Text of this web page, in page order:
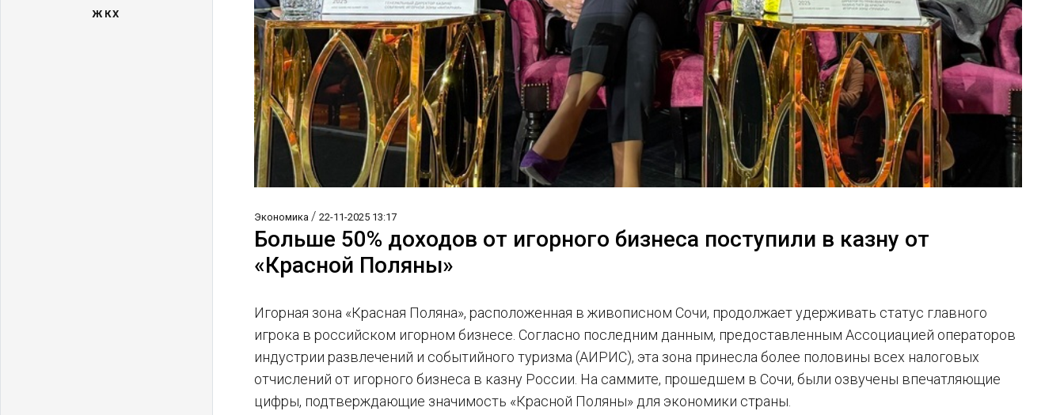
ЖКХ
Экономика /22-11-2025 13:17
Больше 50% доходов от игорного бизнеса поступили в казну от
«Красной Поляны»
Игорная зона «Красная Поляна», расположенная в живописном Сочи, продолжает удерживать статус главного
игрока в российском игорном бизнесе. Согласно последним данным, предоставленным Ассоциацией операторов
индустрии развлечений и событийного туризма (АИРИС), эта зона принесла более половины всех налоговых
отчислений от игорного бизнеса в казну России. На саммите, прошедшем в Сочи, были озвучены впечатляющие
цифры, подтверждающие значимость «Красной Поляны» для экономики страны.